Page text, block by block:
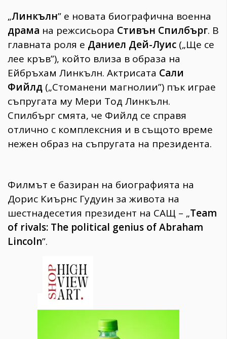
Gentlemen
382
Wellness
1816
ПОСЛЕДВАЙТЕ
НИ
„Линкълн” е новата биографична военна
драма на режсисьора Стивън Спилбърг. В
главната роля е Даниел Дей-Луис („Ще се
лее кръв”), който влиза в образа на
Ейбръхам Линкълн. Актрисата Сали
Фийлд („Стоманени магнолии”) пък играе
съпругата му Мери Тод Линкълн.
Спилбърг смята, че Фийлд се справя
отлично с комплексния и в същото време
нежен образ на съпругата на президента.
Филмът е базиран на биографията на
Дорис Киърнс Гудуин за живота на
шестнадесетия президент на САЩ – „Team
of rivals: The political genius of Abraham
Lincoln”.